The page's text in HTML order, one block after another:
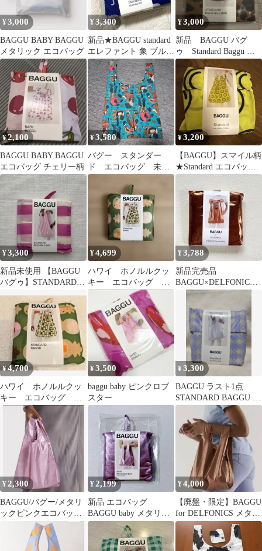
¥3,000
BAGGU BABY BAGGU
メタリック エコバッグ
¥3,300
新品★BAGGU standard
エレファント 象 ブルー
エコバック
¥3,000
新品 BAGGU バグ
ゥ Standard Baggu レ
オパード
¥2,100
BAGGU BABY BAGGU
エコバッグ チェリー柄
¥3,580
バグー スタンダー
ド エコバッグ 未使
用品 レゲエ
¥3,200
【BAGGU】スマイル柄
★Standard エコバッグ
★
¥3,300
新品未使用 【BAGGU
バグゥ】STANDARD
スタンダード ピンクス
トライプ
¥4,699
ハワイ ホノルルクッ
キー エコバッグ
BAGGU コラボ
¥3,788
新品完売品
BAGGU×DELFONICS
スタンダード メタリッ
¥4,700
ハワイ ホノルルクッ
キー エコバッグ
BAGGU コラボ
¥3,500
baggu baby ピンクロブ
スター
¥3,300
BAGGU ラスト1点
STANDARD BAGGU エ
コバッグ パープルチェ
ック
¥2,300
BAGGU/バグー/メタリ
ックピンクエコバッグ/
ショッピングバッグ
¥2,199
新品 エコバッグ
BAGGU baby メタリッ
クパープル にほんげん
¥4,000
【廃盤・限定】BAGGU
for DELFONICS メタリ
ック ブロンズ